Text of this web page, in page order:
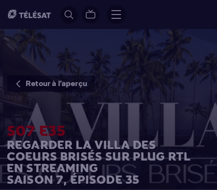
Retour à l'aperçu
S07 E35
REGARDER LA VILLA DES
COEURS BRISÉS SUR PLUG RTL
EN STREAMING
SAISON 7, ÉPISODE 35